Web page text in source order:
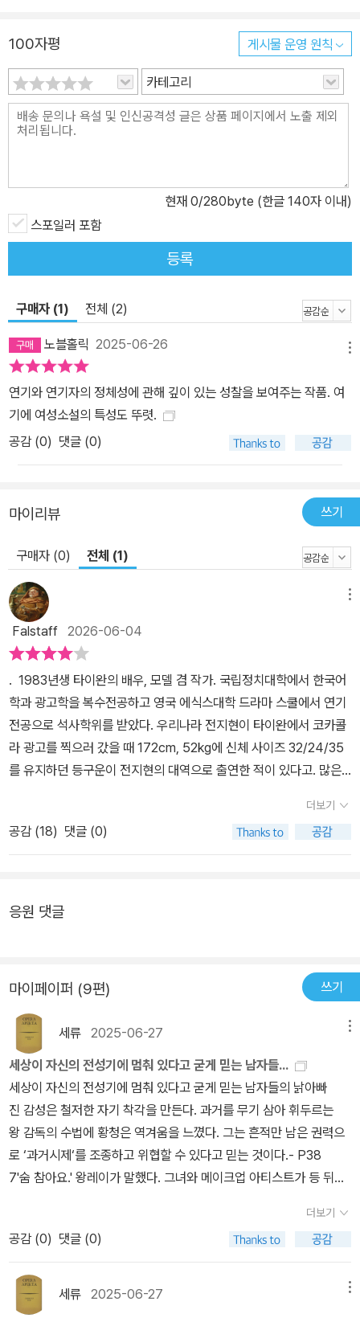
은 그대로 전달하고 있다. 이 작품이 힘 있는 이유는 일본 여배우와 닮
아 데뷔한 소설 속 황청처럼, 작가 등구운이 실제로 ‘전지현’을 닮아
그녀의 대역으로 데뷔했다는 점, 연기에 대한 갈증 때문에 유학길에
올랐던 작가 자신의 경험이 바탕이 되었기 때문이다. ‘우리는 모두 내
인생의 주연이다’ ‘인생은 한 번도 사소한 적이 없었다’와 같이, 자신
듯 포기하지 말고 선택해나가야 한다고. 배우와 작가의 차이는 무엇
일까. 배우는 글을 분석하고 캐릭터 자서전을 쓰며 관객을 앞에 두고
연기하는 사람이다. 반면 작가는 혼자서 독자를 상상하며 쓰는 사람
이다. 등구운의 문장은 그래서 ‘자기와의 대화’처럼 느껴질 때가 많다.
이다. 내가 나에게 이런 표현이 좋은지, 맞는지, 합당한지, 적절한지
묻고 있는 것 같다. 그렇게 성장해나가면서 배우인 작가는 수많은 감
각과 감정을 깊이 있고 세밀하게 묘사해낸다. 작품을 심사한 문학상
심사위원은 “기교 또한 감탄을 금할 수 없다”고 말한다. 작품의 전반
부에서는 중요한 사건과 반전을 드러내지 않다가 후반부에서 거슬러
올라가는 방식으로 독자에게 신선한 충격을 안겨주기 때문이다. 정밀
하고 성숙한 연기의식은 ‘조연’과 ‘배우’라는 단어가 결코 들러리가 될
수 없다는 걸 독자로 하여금 인정하게 만들어준다. 작가는 캐릭터를
분명하게 그려낸다. “타이완 소설에서 부족한 이러한 부분에 대한 분
명한 해결안을 찾은 것 같다”는 심사평도 있다. 이 책은 극장, 연극,
공연을 이야기하면서 동시에 사회에 대해서도 말하고 있다. 사회도
책에서 가상과 현실의 대비를 보여준다. 캐릭터를 구축하고, 자신을
찾아 스스로 개조하면서 결국은 깊은 철학적 사유를 만들어내는 걸
바라보는 묘미가 있다. 가장 탁월하게도 작가는 드라마와 현실을 넘
나들면서도 자기 연민의 늪에 빠지지 않는다. 오히려 이러한 경험을
무기로 한 유연함과 강인성으로 삶의 철학을 탐구하고 “영화와 같은
인생”을 예리한 시선으로 생생하게 그려낸다.
100자평 게시물 운영 원칙
카테고리
현재 0/280byte (한글 140자 이내)
스포일러 포함
등록
구매자 (1) 전체 (2)
노블홀릭 2025-06-26
연기와 연기자의 정체성에 관해 깊이 있는 성찰을 보여주는 작품. 여
기에 여성소설의 특성도 뚜렷.
공감 (0) 댓글 (0)
마이리뷰 쓰기
구매자 (0) 전체 (1)
Falstaff 2026-06-04
. 1983년생 타이완의 배우, 모델 겸 작가. 국립정치대학에서 한국어
학과 광고학을 복수전공하고 영국 에식스대학 드라마 스쿨에서 연기
전공으로 석사학위를 받았다. 우리나라 전지현이 타이완에서 코카콜
라 광고를 찍으러 갔을 때 172cm, 52kg에 신체 사이즈 32/24/35
를 유지하던 등구운이 전지현의 대역으로 출연한 적이 있다고. 많은
거의 듣지 않는 편이라 어느 정도 스타였는 지는 모르겠다. 하여간 한
국어를 전공해서 그런지 자기 이름 鄧九雲도 타이완 발음 ‘덩주윈’
대산 우리 발음인 ‘등구운’으로 읽어달라고 스스로 부탁해서 작가 이
다린어는 기본이고 법으로 국가언어 가운데 하나로 지정한 영어도 모
고, 중국의 바이두 백과는 영국의 이스트 15 연기학교를 졸업했다고
하는데, 이스트 15가 에식스 대학에 포함되어 있는 기구인지는 모르
겠다. 하여간 영국에서 학위를 따 왔음에도 타이완으로 돌아오니 작
업도 들어오지 않고, 기껏 얻어걸린 드라마에 출연중 사고가 나 스태
프 한 명이 죽는 바람에 촬영 중단이 되어버린 일화가 나온다. 이것도
아마 픽션이겠지. 위키피디아 등구운 페이지에는 “이 항목에는 인생
경험에 대한 정보가 부족합니다. 기사에 대한 정보를 확장해주세
요.”라는 당부의 말이 적혀있다. 젊은 작가들이 자기 사생활을 드러내
지 않는 경향이 있는데 하물며 여배우는 더 하겠지. 그것도 인기 관리
의 전략일 수 있으니 더는 모른 척하자. 두 자매. 황청黃澄과 황첸黃
은 자기보다 더 잘생긴 것 같은 나이 차 많이 나는 언니 황첸한테 업혀
자랐다. 말이 그렇다는 거다. 그렇게 언니 겸 이모 겸 엄마 노릇도 해
가며 살았다. 집안에 네 가족이 찍은 사진이 있다. 엄마, 황청을 안은
황첸, 아빠 순으로 앉아서 찍은 사진에서 엄마는 왼쪽, 아빠는 오른쪽,
황첸은 아래쪽에 눈을 두고, 카메라 렌즈를 똑바로 바라보는 건 황청
더보기
공감 (18) 댓글 (0)
응원 댓글
마이페이퍼 (9편) 쓰기
세류 2025-06-27
세상이 자신의 전성기에 멈춰 있다고 굳게 믿는 남자들...
세상이 자신의 전성기에 멈춰 있다고 굳게 믿는 남자들의 낡아빠
진 감성은 철저한 자기 착각을 만든다. 과거를 무기 삼아 휘두르는
왕 감독의 수법에 황청은 역겨움을 느꼈다. 그는 흔적만 남은 권력으
로 ‘과거시제‘를 조종하고 위협할 수 있다고 믿는 것이다.- P38
7'숨 참아요.' 왕레이가 말했다. 그녀와 메이크업 아티스트가 등 뒤
은 여성의 몸에 새기는 인위적인 주름이었다. 타인의 욕망과 자신과
의 타협 사이에서 무심한 듯 연출된.- P404황청은 이렇게 선명한 빨
간색을 소화할 수 있으리라고는 생각하지 못했다. 빨간색은 언제
나 황첸을 떠올리게 했다. 그때 그 커다란 결혼사진 속 황첸은 온통 빨
간색이었으니까. 거울 속의 자신은 공격성이 없는 기묘한 매력을 풍
더보기
공감 (0) 댓글 (0)
세류 2025-06-27